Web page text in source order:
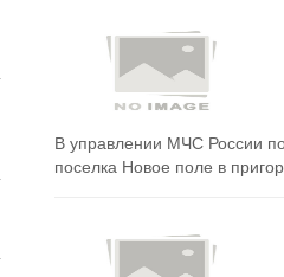
В управлении МЧС России
поселка Новое поле в